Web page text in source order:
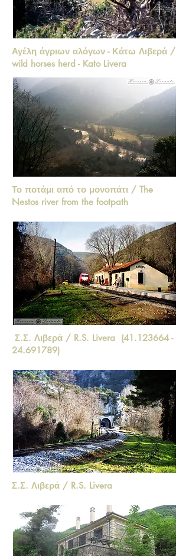
Αγέλη άγριων αλόγων - Κάτω Λιβερά /
wild horses herd - Kato Livera
Το ποτάμι από το μονοπάτι / The
Nestos river from the footpath
Σ.Σ. Λιβερά / R.S. Livera (41.123664 -
24.691789)
Σ.Σ. Λιβερά / R.S. Livera